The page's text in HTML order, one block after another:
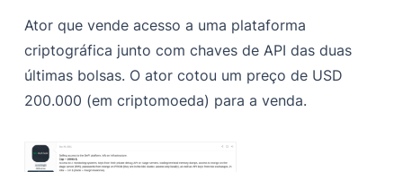
Ator que vende acesso a uma plataforma
criptográfica junto com chaves de API das duas
últimas bolsas. O ator cotou um preço de USD
200.000 (em criptomoeda) para a venda.